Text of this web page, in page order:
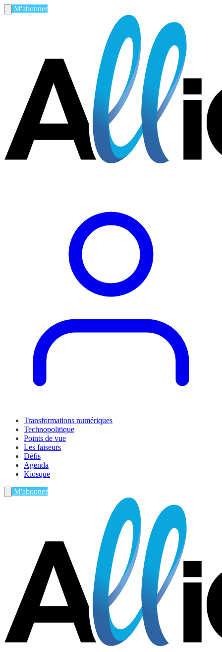
M'abonner
Transformations numériques
Technopolitique
Points de vue
Les faiseurs
Défis
Agenda
Kiosque
M'abonner